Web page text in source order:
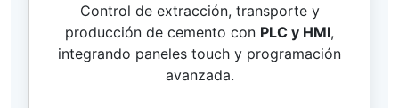
Control de extracción, transporte y
producción de cemento con PLC y HMI,
integrando paneles touch y programación
avanzada.